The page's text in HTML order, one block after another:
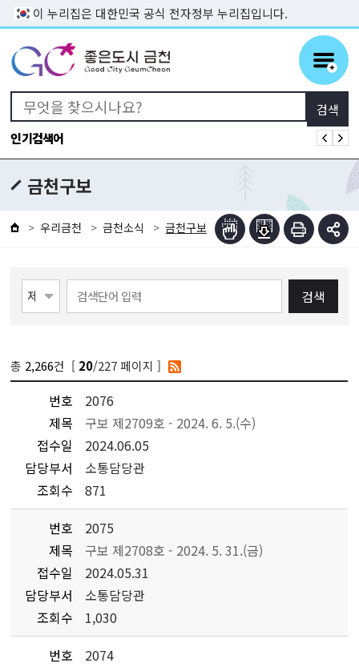
본문 바로가기
이 누리집은 대한민국 공식 전자정부 누리집입니다.
인기검색어
금천구보
우리금천 금천소식 금천구보
검색
총 2,266건 [ 20/227 페이지 ]
번호
2076
제목
구보 제2709호 - 2024. 6. 5.(수)
접수일
2024.06.05
담당부서
소통담당관
조회수
871
번호
2075
제목
구보 제2708호 - 2024. 5. 31.(금)
접수일
2024.05.31
담당부서
소통담당관
조회수
1,030
번호
2074